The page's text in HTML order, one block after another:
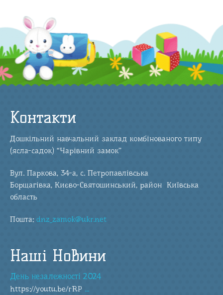
Контакти
Дошкільний навчальний заклад комбінованого типу
(ясла-садок) “Чарівний замок”
Вул. Паркова, 34-а, с. Петропавлівська
Борщагівка, Києво-Святошинський, район Київська
область
Пошта:dnz_zamok@ukr.net
Наші Новини
День незалежності 2024
https://youtu.be/rRP ...